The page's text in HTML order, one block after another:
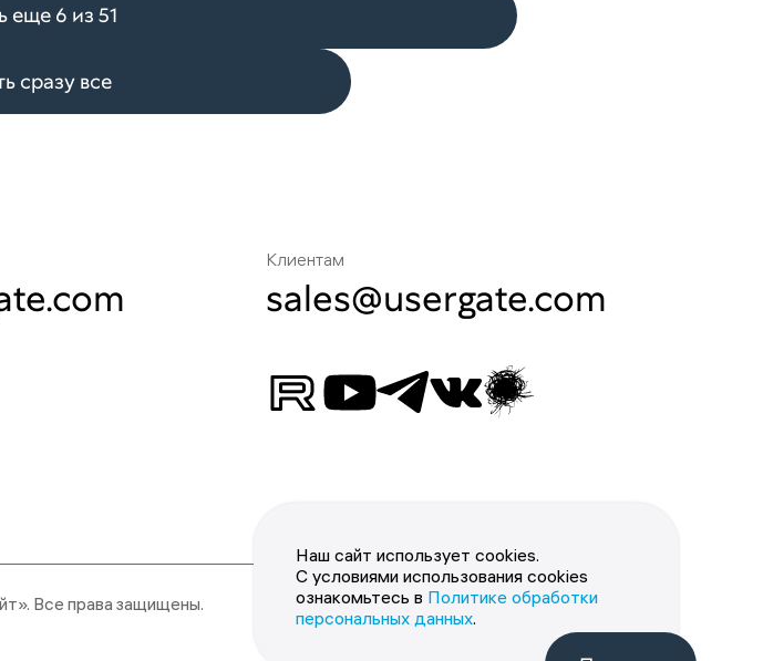
еще 6 из 51
сразу все
Клиентам
sales@usergate.com
Все права защищены.
Наш сайт использует cookies.
С условиями использования cookies
ознакомьтесь в Политике обработки
персональных данных.